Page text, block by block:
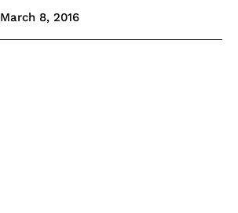
March 8, 2016